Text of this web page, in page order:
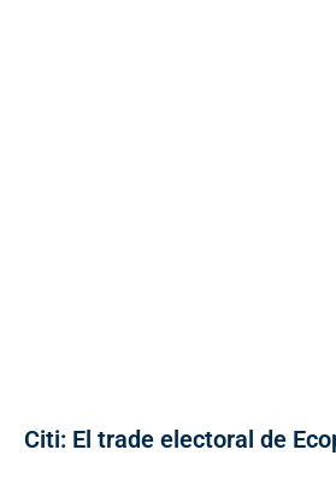
Citi: El trade electoral de